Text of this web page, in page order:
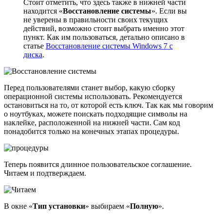
Стоит отметить, что здесь также в нижней части
находится «Восстановление системы». Если вы
не уверены в правильности своих текущих
действий, возможно стоит выбрать именно этот
пункт. Как им пользоваться, детально описано в
статье Восстановление системы Windows 7 с
диска.
Перед пользователями станет выбор, какую сборку
операционной системы использовать. Рекомендуется
остановиться на то, от которой есть ключ. Так как мы говорим
о ноутбуках, можете поискать подходящие символы на
наклейке, расположенной на нижней части. Сам код
понадобится только на конечных этапах процедуры.
Теперь появится длинное пользовательское соглашение.
Читаем и подтверждаем.
В окне «Тип установки» выбираем «Полную».